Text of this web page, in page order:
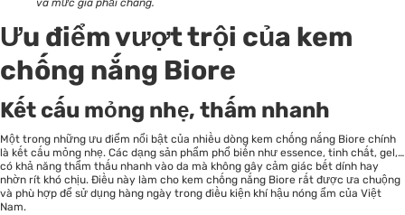
và mức giá phải chăng.
Ưu điểm vượt trội của kem
chống nắng Biore
Kết cấu mỏng nhẹ, thấm nhanh
Một trong những ưu điểm nổi bật của nhiều dòng kem chống nắng Biore chính
là kết cấu mỏng nhẹ. Các dạng sản phẩm phổ biến như essence, tinh chất, gel,…
có khả năng thẩm thấu nhanh vào da mà không gây cảm giác bết dính hay
nhờn rít khó chịu. Điều này làm cho kem chống nắng Biore rất được ưa chuộng
và phù hợp để sử dụng hàng ngày trong điều kiện khí hậu nóng ẩm của Việt
Nam.